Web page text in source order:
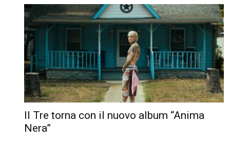
Il Tre torna con il nuovo album “Anima
Nera”